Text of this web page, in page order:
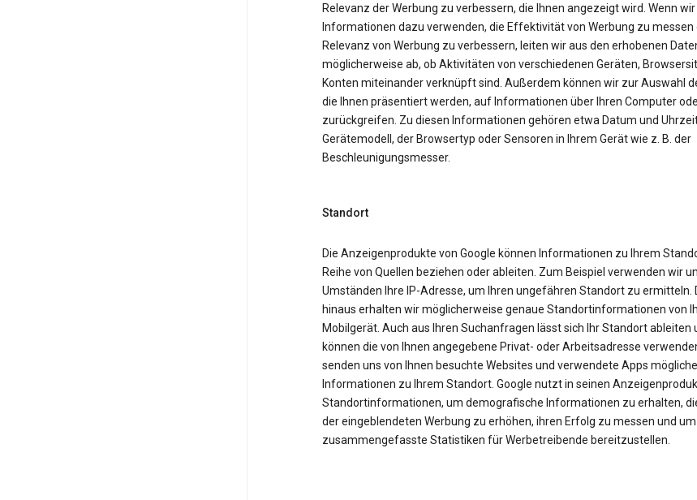
Relevanz der Werbung zu verbessern, die Ihnen angezeigt wird. Wenn wir
Informationen dazu verwenden, die Effektivität von Werbung zu messen
Relevanz von Werbung zu verbessern, leiten wir aus den erhobenen
möglicherweise ab, ob Aktivitäten von verschiedenen Geräten,
Konten miteinander verknüpft sind. Außerdem können wir zur Auswahl
die Ihnen präsentiert werden, auf Informationen über Ihren Computer
zurückgreifen. Zu diesen Informationen gehören etwa Datum und
Gerätemodell, der Browsertyp oder Sensoren in Ihrem Gerät wie z. B. der
Beschleunigungsmesser.
Standort
Die Anzeigenprodukte von Google können Informationen zu Ihrem
Reihe von Quellen beziehen oder ableiten. Zum Beispiel verwenden wir
Umständen Ihre IP-Adresse, um Ihren ungefähren Standort zu ermitteln.
hinaus erhalten wir möglicherweise genaue Standortinformationen von
Mobilgerät. Auch aus Ihren Suchanfragen lässt sich Ihr Standort ableiten
können die von Ihnen angegebene Privat- oder Arbeitsadresse
senden uns von Ihnen besuchte Websites und verwendete Apps
Informationen zu Ihrem Standort. Google nutzt in seinen
Standortinformationen, um demografische Informationen zu erhalten,
der eingeblendeten Werbung zu erhöhen, ihren Erfolg zu messen und um
zusammengefasste Statistiken für Werbetreibende bereitzustellen.